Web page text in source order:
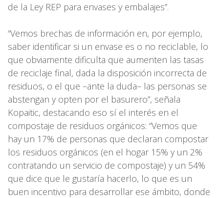
de la Ley REP para envases y embalajes”.
“Vemos brechas de información en, por ejemplo,
saber identificar si un envase es o no reciclable, lo
que obviamente dificulta que aumenten las tasas
de reciclaje final, dada la disposición incorrecta de
residuos, o el que –ante la duda– las personas se
abstengan y opten por el basurero”, señala
Kopaitic, destacando eso sí el interés en el
compostaje de residuos orgánicos: “Vemos que
hay un 17% de personas que declaran compostar
los residuos orgánicos (en el hogar 15% y un 2%
contratando un servicio de compostaje) y un 54%
que dice que le gustaría hacerlo, lo que es un
buen incentivo para desarrollar ese ámbito, donde